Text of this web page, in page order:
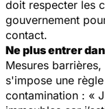
doit respecter les
gouvernement
contact.
Ne plus entrer
Mesures
s'impose une
contamination : «